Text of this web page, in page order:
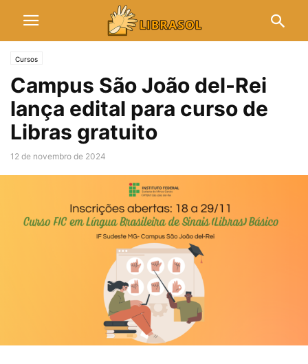
Cursos
Campus São João del-Rei
lança edital para curso de
Libras gratuito
12 de novembro de 2024